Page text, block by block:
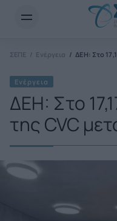
ΣΕΠΕ Ενέργεια ΔΕΗ: Στο
Ενέργεια
ΔΕΗ: Στο
της CVC
Newsletter Email*